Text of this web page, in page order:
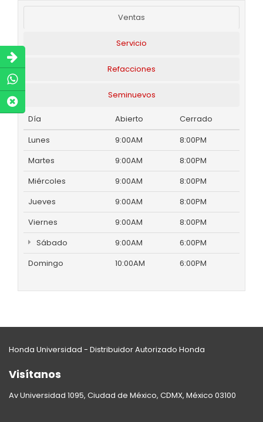
Ventas
Servicio
Refacciones
Seminuevos
Día Abierto
Cerrado
Lunes
9:00AM
8:00PM
Martes
9:00AM
8:00PM
Miércoles
9:00AM
8:00PM
Jueves
9:00AM
8:00PM
Viernes
9:00AM
8:00PM
Sábado
9:00AM
6:00PM
Domingo
10:00AM 6:00PM
Honda Universidad - Distribuidor Autorizado Honda
Visítanos
Av Universidad 1095, Ciudad de México, CDMX, México 03100